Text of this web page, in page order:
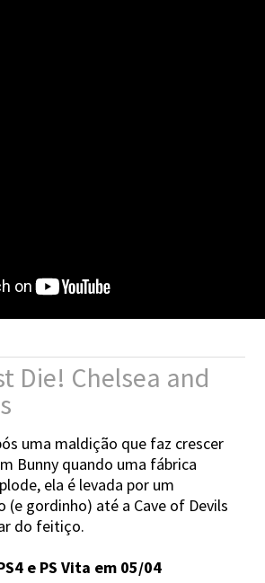
Die! Chelsea and
uma maldição que faz crescer
Bunny quando uma fábrica
ela é levada por um
(e gordinho) até a Cave of Devils
do feitiço.
e PS Vita em 05/04